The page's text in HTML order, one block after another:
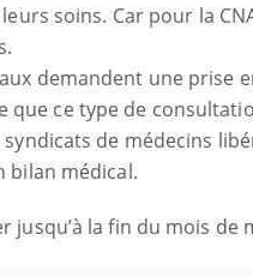
soins. Car pour la
demandent une prise
que ce type de
de médecins
bilan médical.
jusqu’à la fin du mois de